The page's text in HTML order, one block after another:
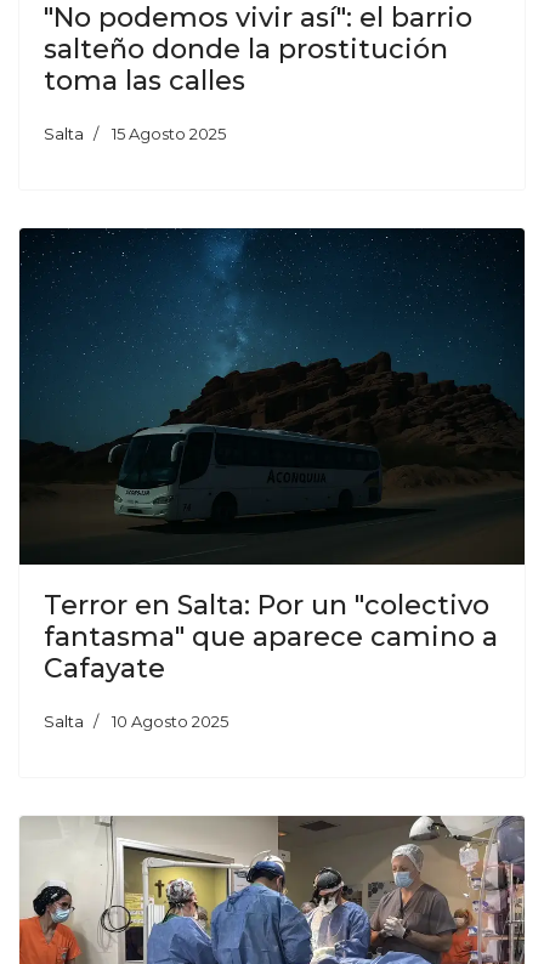
"No podemos vivir así": el barrio
salteño donde la prostitución
toma las calles
Salta 15 Agosto 2025
Terror en Salta: Por un "colectivo
fantasma" que aparece camino a
Cafayate
Salta 10 Agosto 2025